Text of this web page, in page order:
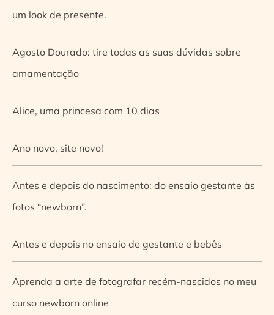
um look de presente.
Agosto Dourado: tire todas as suas dúvidas sobre
amamentação
Alice, uma princesa com 10 dias
Ano novo, site novo!
Antes e depois do nascimento: do ensaio gestante às
fotos “newborn”.
Antes e depois no ensaio de gestante e bebês
Aprenda a arte de fotografar recém-nascidos no meu
curso newborn online